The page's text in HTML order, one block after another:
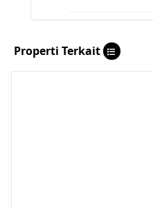
Properti Terkait